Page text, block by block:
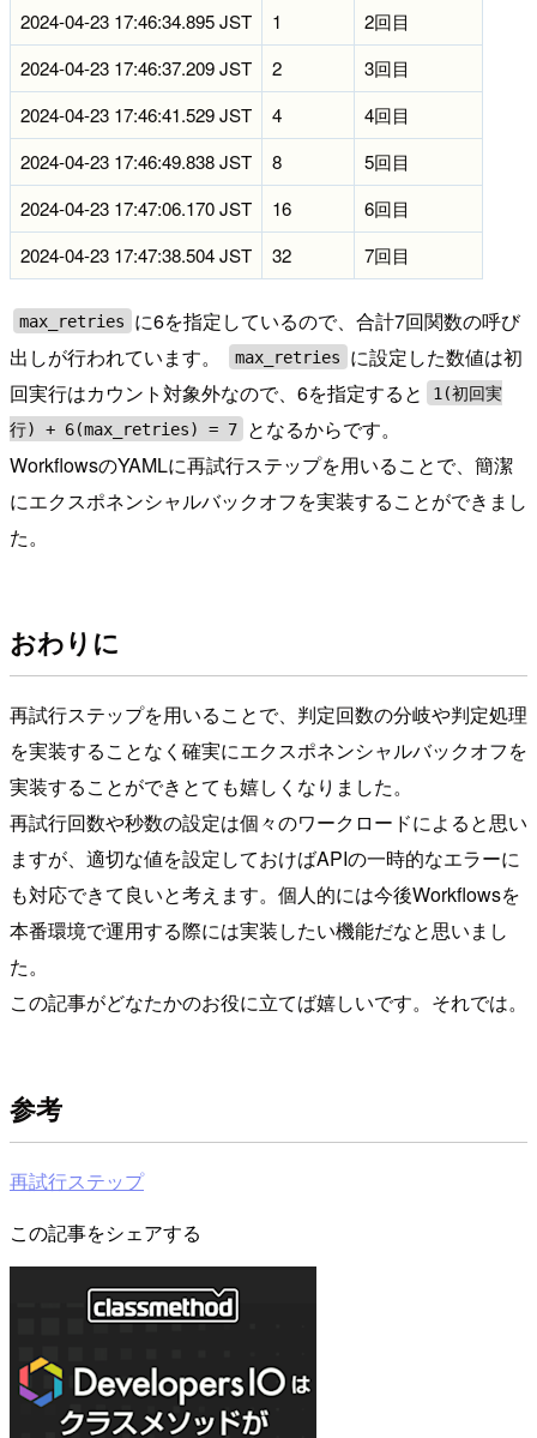
2024-04-23 17:46:34.895 JST
1
2回目
2024-04-23 17:46:37.209 JST
2
3回目
2024-04-23 17:46:41.529 JST
4
4回目
2024-04-23 17:46:49.838 JST
8
5回目
2024-04-23 17:47:06.170 JST
16
6回目
2024-04-23 17:47:38.504 JST
32 7回目
max_retries
に6を指定しているので、合計7回関数の呼び
出しが行われています。
max_retries
に設定した数値は初
回実行はカウント対象外なので、6を指定すると
1(初回実
行) + 6(max_retries) = 7
となるからです。
WorkflowsのYAMLに再試行ステップを用いることで、簡潔
にエクスポネンシャルバックオフを実装することができまし
た。
おわりに
再試行ステップを用いることで、判定回数の分岐や判定処理
を実装することなく確実にエクスポネンシャルバックオフを
実装することができとても嬉しくなりました。
再試行回数や秒数の設定は個々のワークロードによると思い
ますが、適切な値を設定しておけばAPIの一時的なエラーに
も対応できて良いと考えます。個人的には今後Workflowsを
本番環境で運用する際には実装したい機能だなと思いまし
た。
この記事がどなたかのお役に立てば嬉しいです。それでは。
参考
再試行ステップ
この記事をシェアする